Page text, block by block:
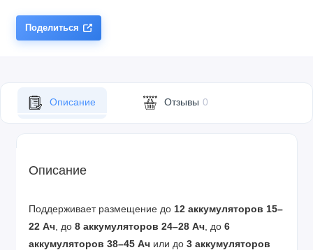
Поделиться
Описание Отзывы 0
Описание
Поддерживает размещение до 12 аккумуляторов 15–
22 Ач , до 8 аккумуляторов 24–28 Ач , до 6
аккумуляторов 38–45 Ач или до 3 аккумуляторов